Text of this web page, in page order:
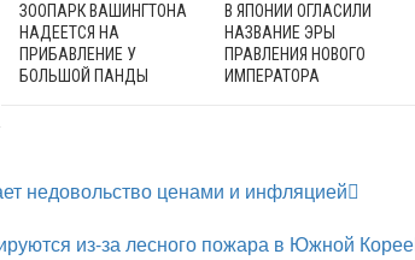
ЗООПАРК ВАШИНГТОНА
НАДЕЕТСЯ НА
ПРИБАВЛЕНИЕ У
БОЛЬШОЙ ПАНДЫ
В ЯПОНИИ ОГЛАСИЛИ
НАЗВАНИЕ ЭРЫ
ПРАВЛЕНИЯ НОВОГО
ИМПЕРАТОРА
недовольство ценами и инфляцией
из-за лесного пожара в Южной Корее